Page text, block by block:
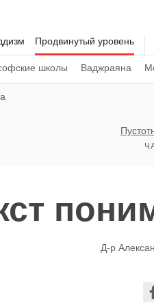
Продвинутый уровень
школы Ваджраяна
Д-р